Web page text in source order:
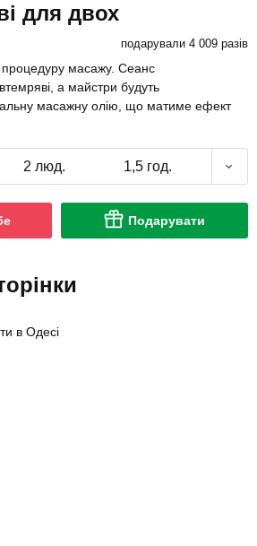
для двох
подарували 4 009 разів
масажу. Сеанс
а майстри будуть
масажну олію, що матиме ефект
2 люд. 1,5 год.
Подарувати
в Одесі